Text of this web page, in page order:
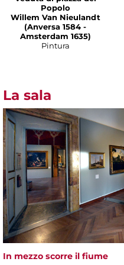
Popolo
Willem Van Nieulandt
(Anversa 1584 -
Amsterdam 1635)
Pintura
La sala
In mezzo scorre il fiume